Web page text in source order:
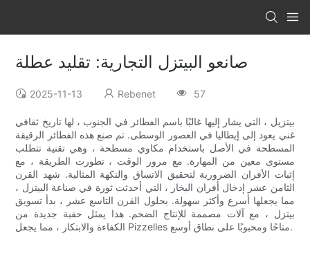
صانعو البيتزل التجارية: تقليد عطلة
2025-11-13 Rebenet 57
بيتزيل ، التي يشار إليها غالبًا باسم الفطائر في الجنوب ، لها تاريخ ثقافي
غني يعود إلى إيطاليا في العصور الوسطى. تم صنع هذه الفطائر الرقيقة
المسطحة في الأصل باستخدام مكاوي مسطحة ، وهي تقنية تتطلب
مستوى معين من المهارة. مع مرور الوقت ، تطورت الطريقة ، مع
إثبات الأفران الضرورية لتحقيق الاتساق والنكهة المثالية. شهد القرن
الثامن عشر إدخال أفران البخار ، التي أحدثت ثورة في صناعة البيتزل ،
مما يجعلها أسرع وأكثر سهولة. بحلول القرن التاسع عشر ، بدأ تسويق
بيتزل ، مع آلات مصممة للإنتاج الضخم. هذا يمثل حقبة جديدة من
الكفاءة والابتكار ، مما يجعل Pizzelles متاحًا ومحبوبًا على نطاق أوسع.